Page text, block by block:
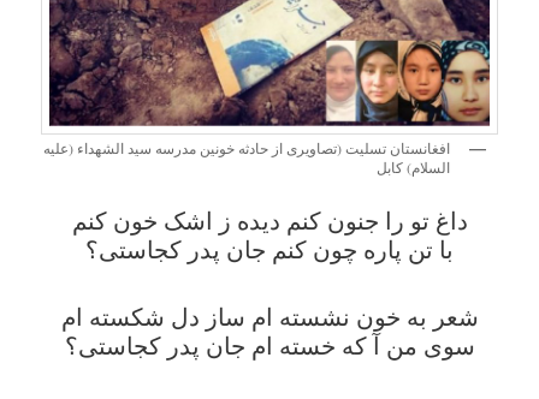
افغانستان تسلیت (تصاویری از حادثه خونین مدرسه سید الشهداء (علیه
السلام) کابل
داغ تو را جنون کنم دیده ز اشک خون کنم
با تن پاره چون کنم جان پدر کجاستی؟
شعر به خون نشسته ام ساز دل شکسته ام
سوی من آ که خسته ام جان پدر کجاستی؟